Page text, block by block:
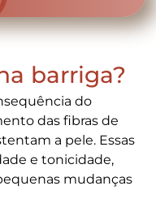
barriga?
do
das fibras de
a pele. Essas
e tonicidade,
mudanças